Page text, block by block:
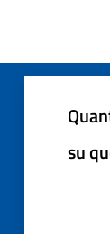
su